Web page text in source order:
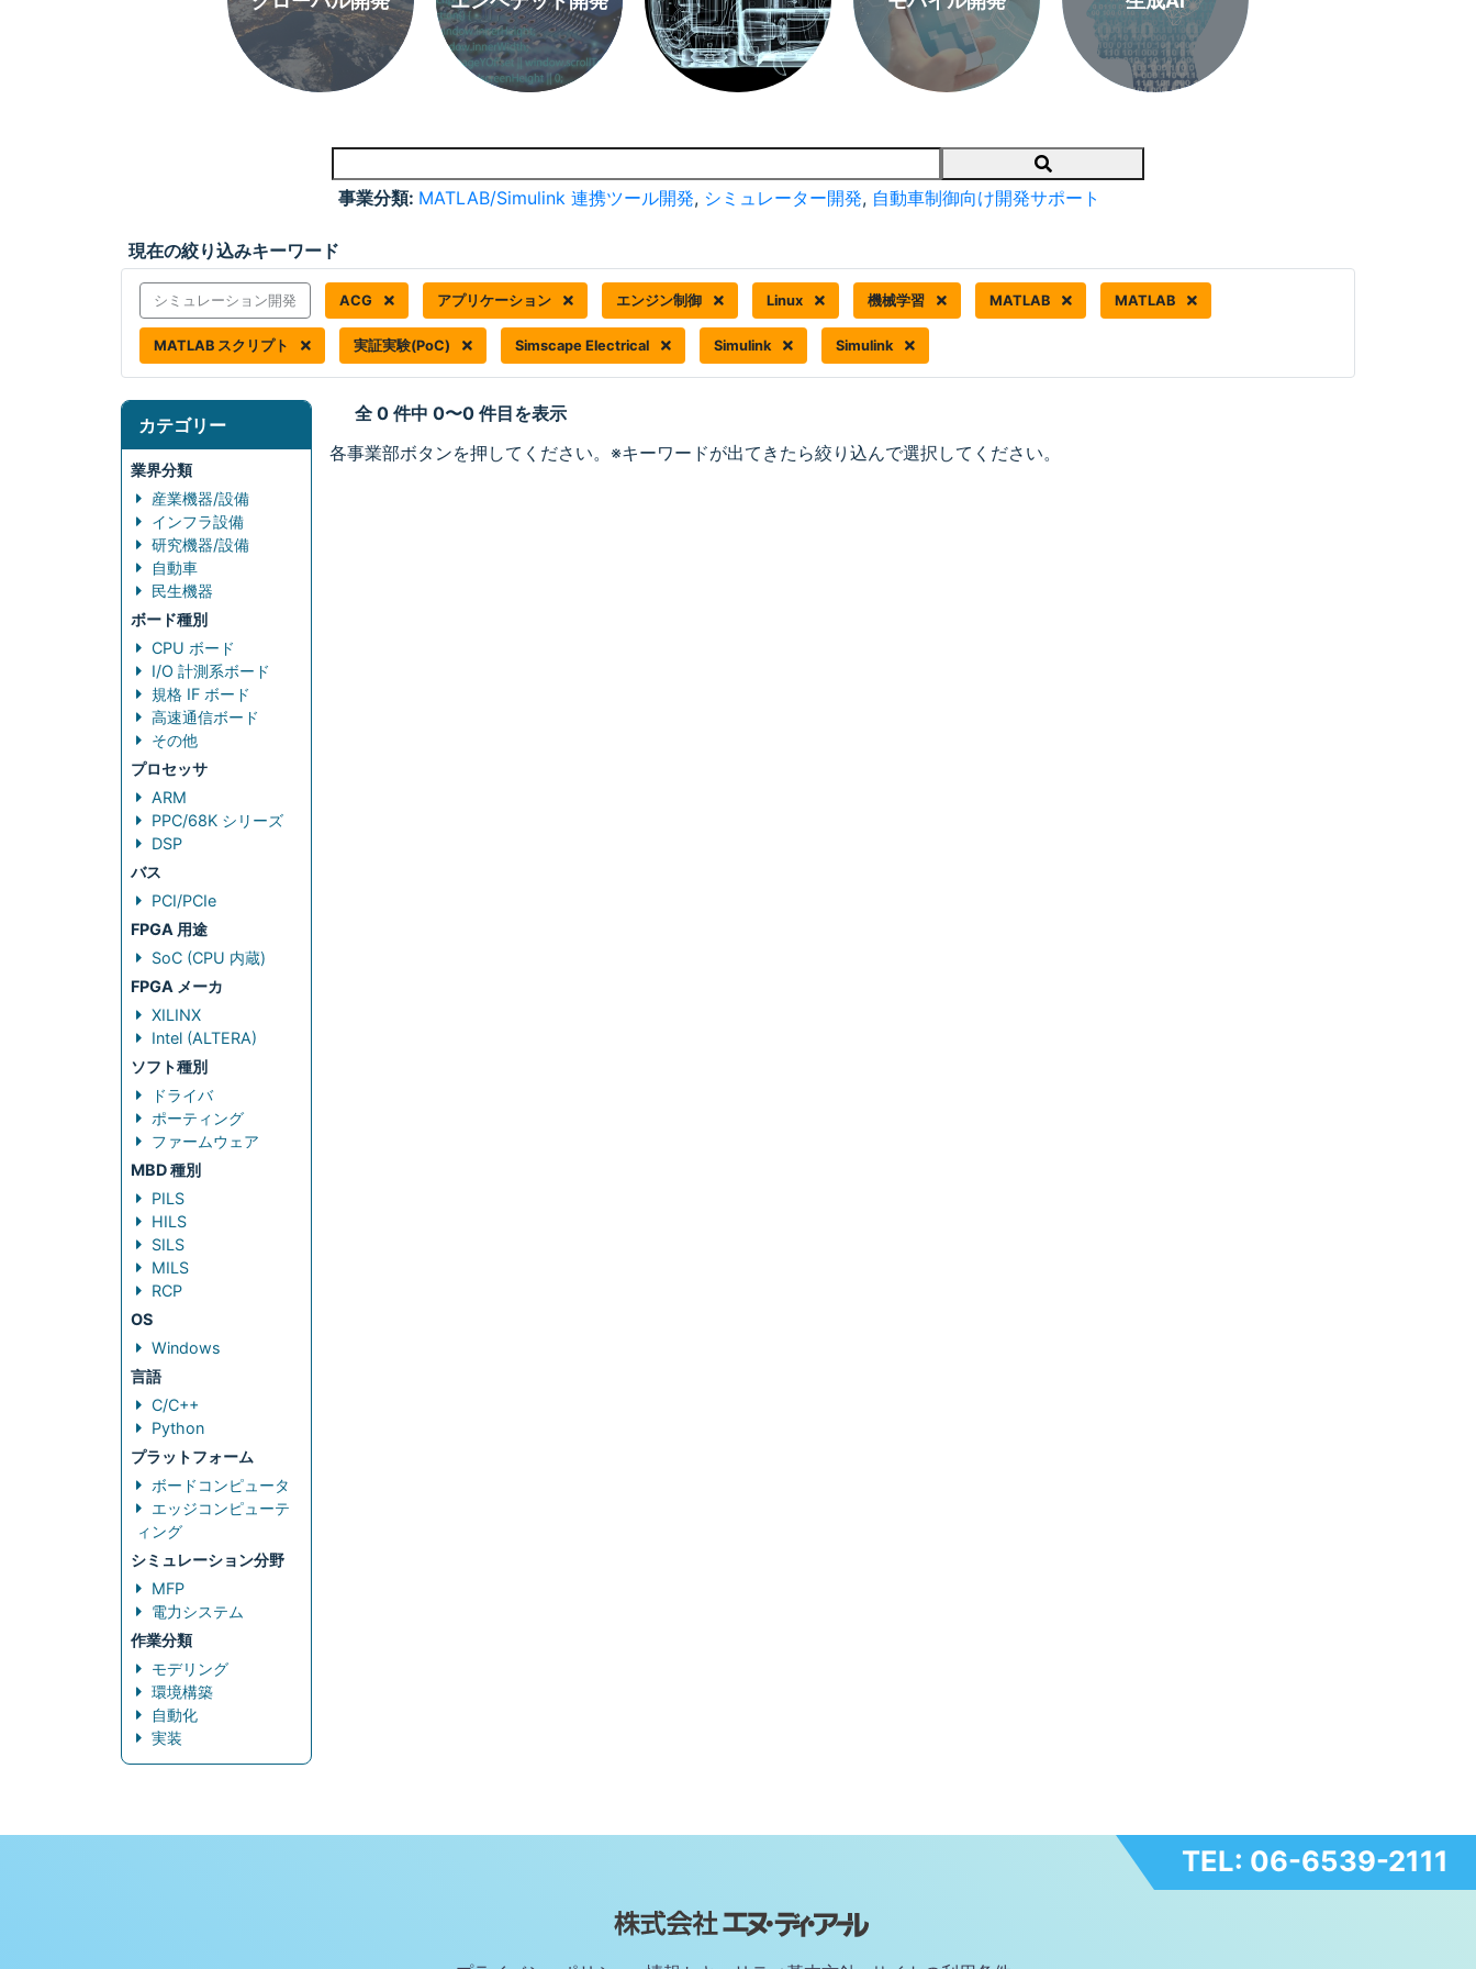
Search
事業分類: MATLAB/Simulink 連携ツール開発, シミュレーター開発, 自動車制御向け開発サポート
現在の絞り込みキーワード
シミュレーション開発 ACG アプリケーション エンジン制御 Linux 機械学習 MATLAB MATLAB
MATLAB スクリプト 実証実験(PoC) Simscape Electrical Simulink Simulink
カテゴリー
業界分類
産業機器/設備
インフラ設備
研究機器/設備
自動車
民生機器
ボード種別
CPU ボード
I/O 計測系ボード
規格 IF ボード
高速通信ボード
その他
プロセッサ
ARM
PPC/68K シリーズ
DSP
バス
PCI/PCIe
FPGA 用途
SoC (CPU 内蔵)
FPGA メーカ
XILINX
Intel (ALTERA)
ソフト種別
ドライバ
ポーティング
ファームウェア
MBD 種別
PILS
HILS
SILS
MILS
RCP
OS
Windows
言語
C/C++
Python
プラットフォーム
ボードコンピュータ
エッジコンピューテ
ィング
シミュレーション分野
MFP
電力システム
作業分類
モデリング
環境構築
自動化
実装
全 0 件中 0〜0 件目を表示
各事業部ボタンを押してください。※キーワードが出てきたら絞り込んで選択してください。
TEL: 06-6539-2111